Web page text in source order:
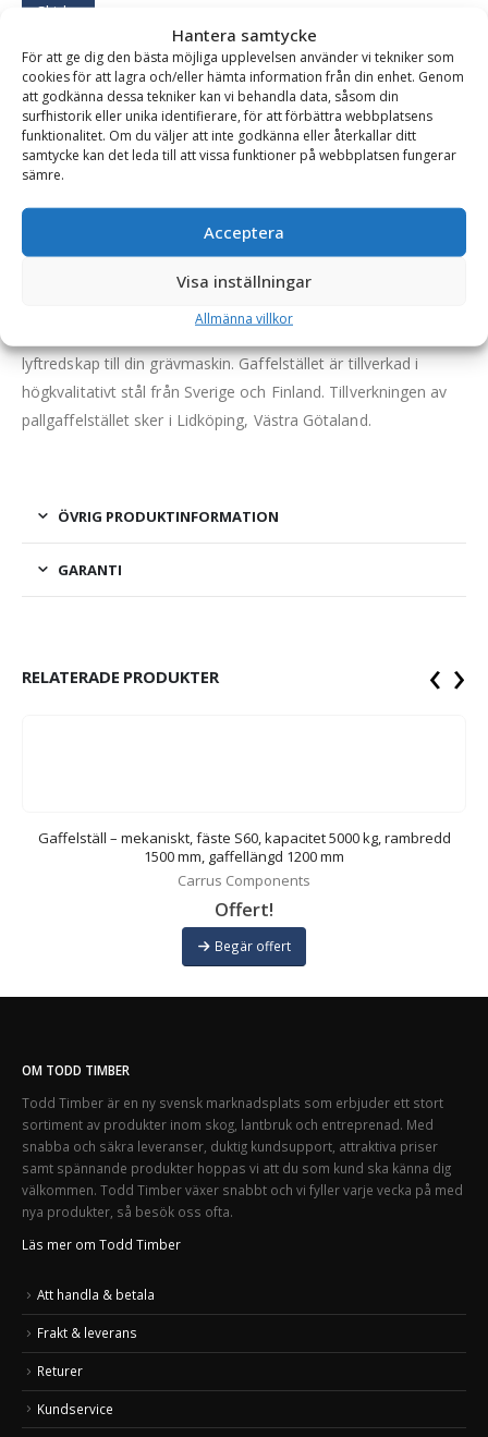
Hantera samtycke
För att ge dig den bästa möjliga upplevelsen använder vi tekniker som
cookies för att lagra och/eller hämta information från din enhet. Genom
att godkänna dessa tekniker kan vi behandla data, såsom din
surfhistorik eller unika identifierare, för att förbättra webbplatsens
funktionalitet. Om du väljer att inte godkänna eller återkallar ditt
samtycke kan det leda till att vissa funktioner på webbplatsen fungerar
sämre.
Acceptera
Visa inställningar
Allmänna villkor
Skicka
Se alla produkter inom samma kategori
Grävmaskin
rambredd 1200 mm, gaffellängd 1200 mm
lyftredskap till din grävmaskin. Gaffelstället är tillverkad i
högkvalitativt stål från Sverige och Finland. Tillverkningen av
pallgaffelstället sker i Lidköping, Västra Götaland.
ÖVRIG PRODUKTINFORMATION
GARANTI
RELATERADE PRODUKTER
Gaffelställ – mekaniskt, fäste S60, kapacitet 5000 kg, rambredd
1500 mm, gaffellängd 1200 mm
Carrus Components
Offert!
Begär offert
‹ ›
OM TODD TIMBER
Todd Timber är en ny svensk marknadsplats som erbjuder ett stort
sortiment av produkter inom skog, lantbruk och entreprenad. Med
snabba och säkra leveranser, duktig kundsupport, attraktiva priser
samt spännande produkter hoppas vi att du som kund ska känna dig
välkommen. Todd Timber växer snabbt och vi fyller varje vecka på med
nya produkter, så besök oss ofta.
Läs mer om Todd Timber
Att handla & betala
Frakt & leverans
Returer
Kundservice